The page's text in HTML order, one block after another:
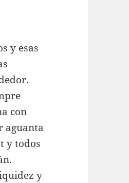
y esas
con
aguanta
y todos
y